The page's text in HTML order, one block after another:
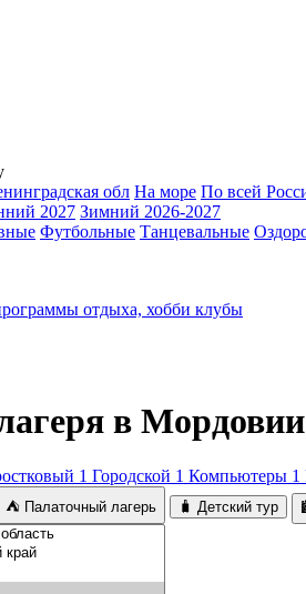
обл На море По всей
2027 Зимний 2026-2027
Футбольные Танцевальные
отдыха, хобби клубы
в
1 Городской 1 Компьютеры 1
⛺ Палаточный лагерь 🧳 Детский тур